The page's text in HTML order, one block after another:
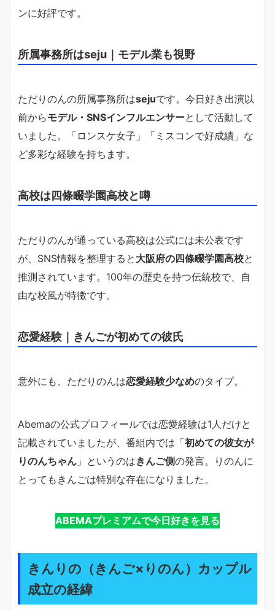
ンに好評です。
所属事務所はseju｜モデル業も視野
ただりのんの所属事務所はsejuです。今日好き出演以
前からモデル・SNSインフルエンサーとして活動して
いました。「ロンスケ女子」「ミスコンで好成績」な
ど多彩な経験を持ちます。
高校は四條畷学園高校と噂
ただりのんが通っている高校は公式には未公表です
が、SNS情報を整理すると 大阪府の四條畷学園高校と
推測されています。100年の歴史を持つ伝統校で、自
由な校風が特徴です。
恋愛経験｜きんごが初めての彼氏
意外にも、ただりのんは恋愛経験少なめのタイプ。
Abemaの公式プロフィールでは恋愛経験は1人だけと
記載されていましたが、番組内では「初めての彼女が
りのんちゃん 」というのはきんご側の発言。りのんに
とってもきんごは特別な存在になりました。
ABEMAプレミアムで今日好きを見る
きんりの（きんご×りのん）カップル
成立の経緯